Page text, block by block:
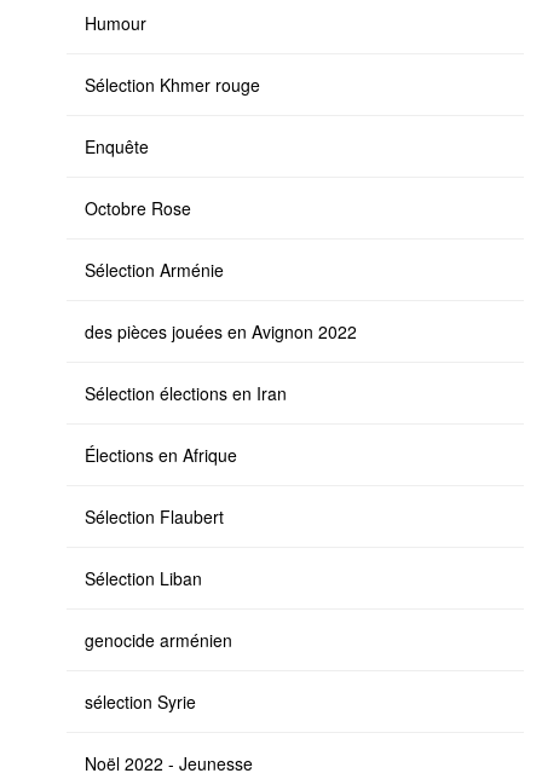
Humour
Sélection Khmer rouge
Enquête
Octobre Rose
Sélection Arménie
des pièces jouées en Avignon 2022
Sélection élections en Iran
Élections en Afrique
Sélection Flaubert
Sélection Liban
genocide arménien
sélection Syrie
Noël 2022 - Jeunesse